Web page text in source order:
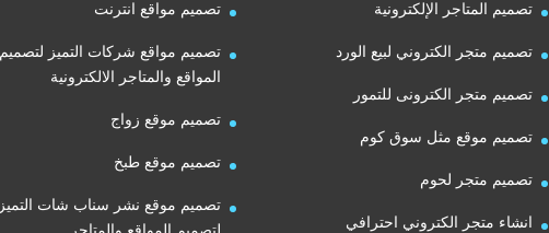
تصميم المتاجر الإلكترونية
تصميم متجر الكتروني لبيع الورد
تصميم متجر الكترونى للتمور
تصميم موقع مثل سوق كوم
تصميم متجر لحوم
انشاء متجر الكتروني احترافي
تصميم مواقع انترنت
تصميم مواقع شركات التميز لتصميم
المواقع والمتاجر الالكترونية
تصميم موقع زواج
تصميم موقع طبخ
تصميم موقع نشر سناب شات التميز